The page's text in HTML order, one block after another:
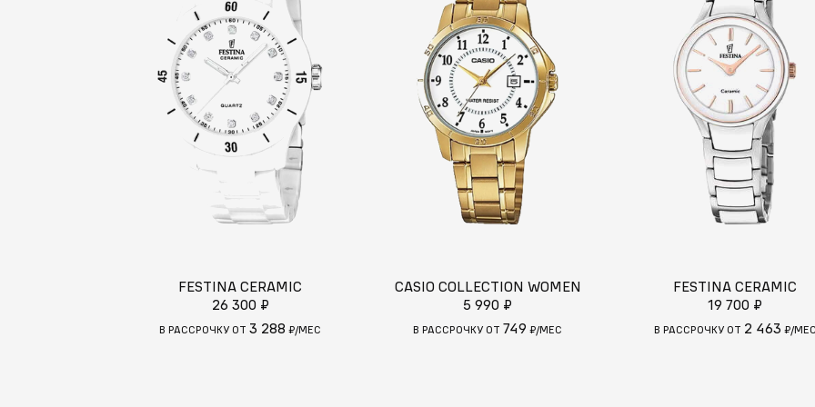
FESTINA CERAMIC
26 300 ₽
В РАССРОЧКУ ОТ 3 288 ₽/МЕС
CASIO COLLECTION WOMEN
5 990 ₽
В РАССРОЧКУ ОТ 749 ₽/МЕС
FESTINA CERAMIC
19 700 ₽
В РАССРОЧКУ ОТ 2 463 ₽/